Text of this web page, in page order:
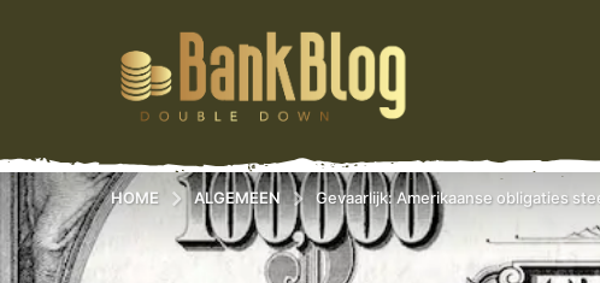
HOME ALGEMEEN Gevaarlijk: Amerikaanse obligaties